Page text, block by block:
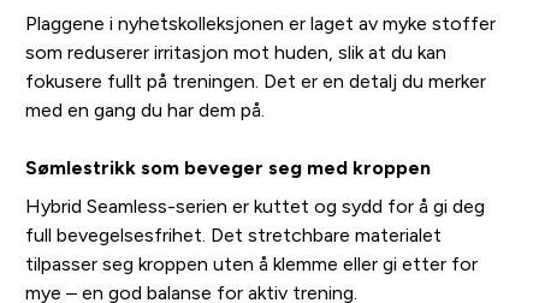
Plaggene i nyhetskolleksjonen er laget av myke stoffer
som reduserer irritasjon mot huden, slik at du kan
fokusere fullt på treningen. Det er en detalj du merker
med en gang du har dem på.
Sømlestrikk som beveger seg med kroppen
Hybrid Seamless-serien er kuttet og sydd for å gi deg
full bevegelsesfrihet. Det stretchbare materialet
tilpasser seg kroppen uten å klemme eller gi etter for
mye – en god balanse for aktiv trening.